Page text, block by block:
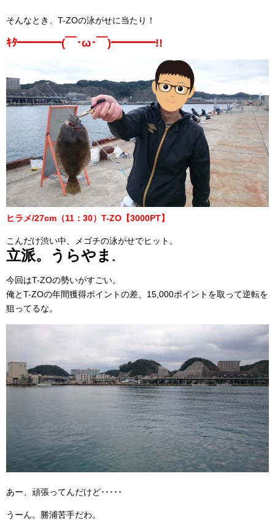
そんなとき、T-ZOの泳がせに当たり！
ｷﾀ━━━━(￣･ω･￣)━━━━!!
ヒラメ/27cm（11：30）T-ZO【3000PT】
こんだけ渋い中、メゴチの泳がせでヒット。
立派。うらやま 。
今回はT-ZOの勢いがすごい。
俺とT-ZOの年間獲得ポイントの差、15,000ポイントを取って逆転を
狙ってるな。
あー、頑張ってんだけど･････
うーん。勝浦苦手だわ。